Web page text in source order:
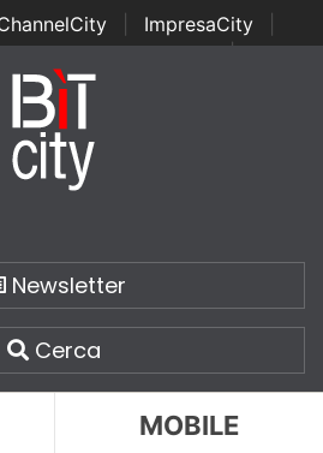
ImpresaCity
Italian Channel Awards | Italian
Italian Security Awards
Newsletter
Cerca
MOBILE